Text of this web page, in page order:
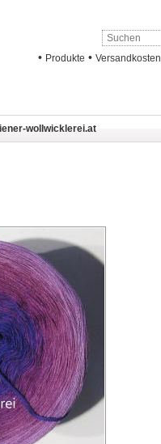
• Produkte • Versandkosten
wollwicklerei.at